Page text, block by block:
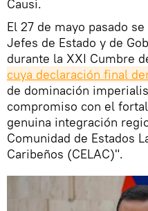
Causi.
El 27 de mayo pasado
Jefes de Estado y de
durante la XXI Cumbre
cuya declaración final
de dominación
compromiso con el
genuina integración
Comunidad de Estados
Caribeños (CELAC)".